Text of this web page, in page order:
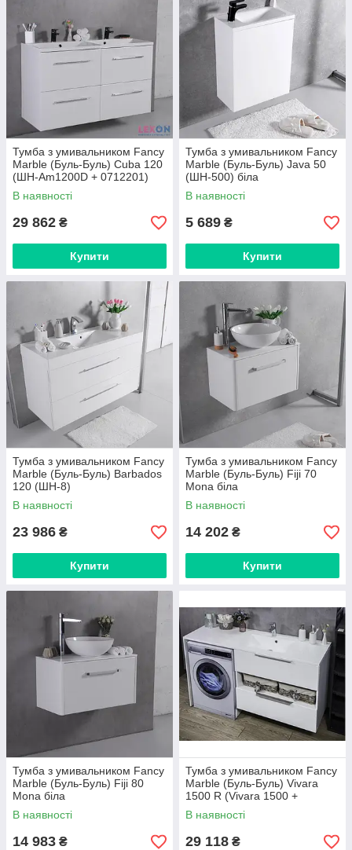
Тумба з умивальником Fancy
Marble (Буль-Буль) Cuba 120
(ШН-Am1200D + 0712201)
білий
В наявності
29 862 ₴
Купити
Тумба з умивальником Fancy
Marble (Буль-Буль) Java 50
(ШН-500) біла
В наявності
5 689 ₴
Купити
Тумба з умивальником Fancy
Marble (Буль-Буль) Barbados
120 (ШН-8)
В наявності
23 986 ₴
Купити
Тумба з умивальником Fancy
Marble (Буль-Буль) Fiji 70
Mona біла
В наявності
14 202 ₴
Купити
Тумба з умивальником Fancy
Marble (Буль-Буль) Fiji 80
Mona біла
В наявності
14 983 ₴
Тумба з умивальником Fancy
Marble (Буль-Буль) Vivara
1500 R (Vivara 1500 +
5615301) біла
В наявності
29 118 ₴